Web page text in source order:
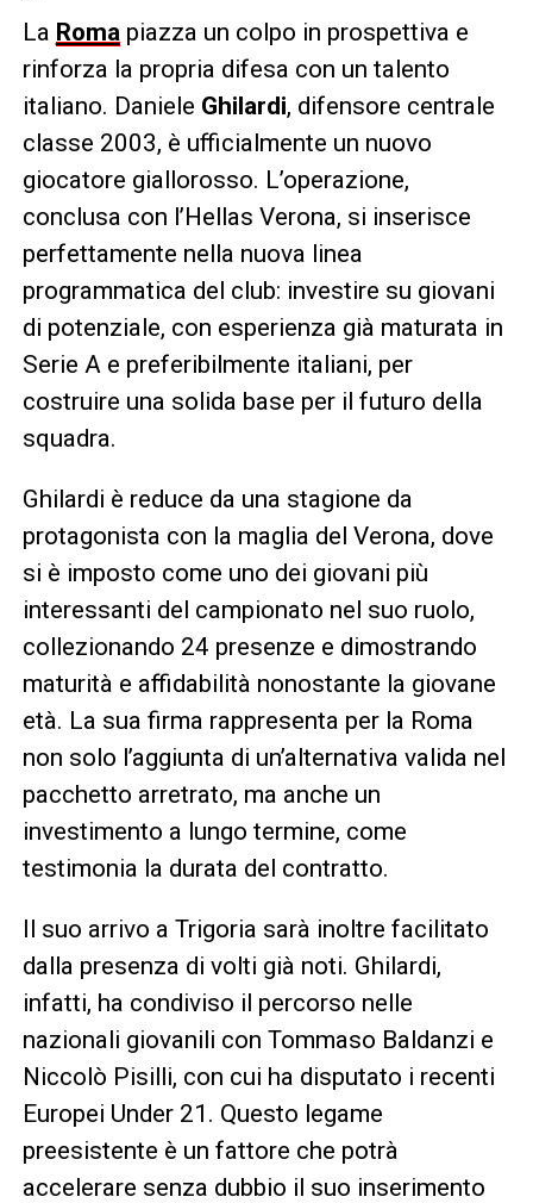
La Roma piazza un colpo in prospettiva e
rinforza la propria difesa con un talento
italiano. Daniele Ghilardi, difensore centrale
classe 2003, è ufficialmente un nuovo
giocatore giallorosso. L’operazione,
conclusa con l’Hellas Verona, si inserisce
perfettamente nella nuova linea
programmatica del club: investire su giovani
di potenziale, con esperienza già maturata in
Serie A e preferibilmente italiani, per
costruire una solida base per il futuro della
squadra.
Ghilardi è reduce da una stagione da
protagonista con la maglia del Verona, dove
si è imposto come uno dei giovani più
interessanti del campionato nel suo ruolo,
collezionando 24 presenze e dimostrando
maturità e affidabilità nonostante la giovane
età. La sua firma rappresenta per la Roma
non solo l’aggiunta di un’alternativa valida nel
pacchetto arretrato, ma anche un
investimento a lungo termine, come
testimonia la durata del contratto.
Il suo arrivo a Trigoria sarà inoltre facilitato
dalla presenza di volti già noti. Ghilardi,
infatti, ha condiviso il percorso nelle
nazionali giovanili con Tommaso Baldanzi e
Niccolò Pisilli, con cui ha disputato i recenti
Europei Under 21. Questo legame
preesistente è un fattore che potrà
accelerare senza dubbio il suo inserimento